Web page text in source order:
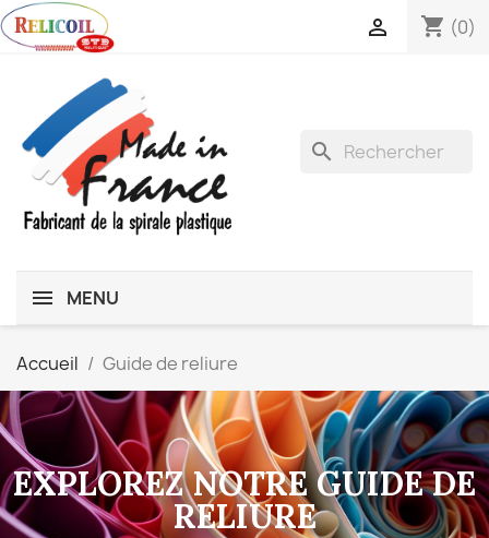
shopping_cart (0)

search
MENU
Accueil Guide de reliure
EXPLOREZ NOTRE GUIDE DE
RELIURE